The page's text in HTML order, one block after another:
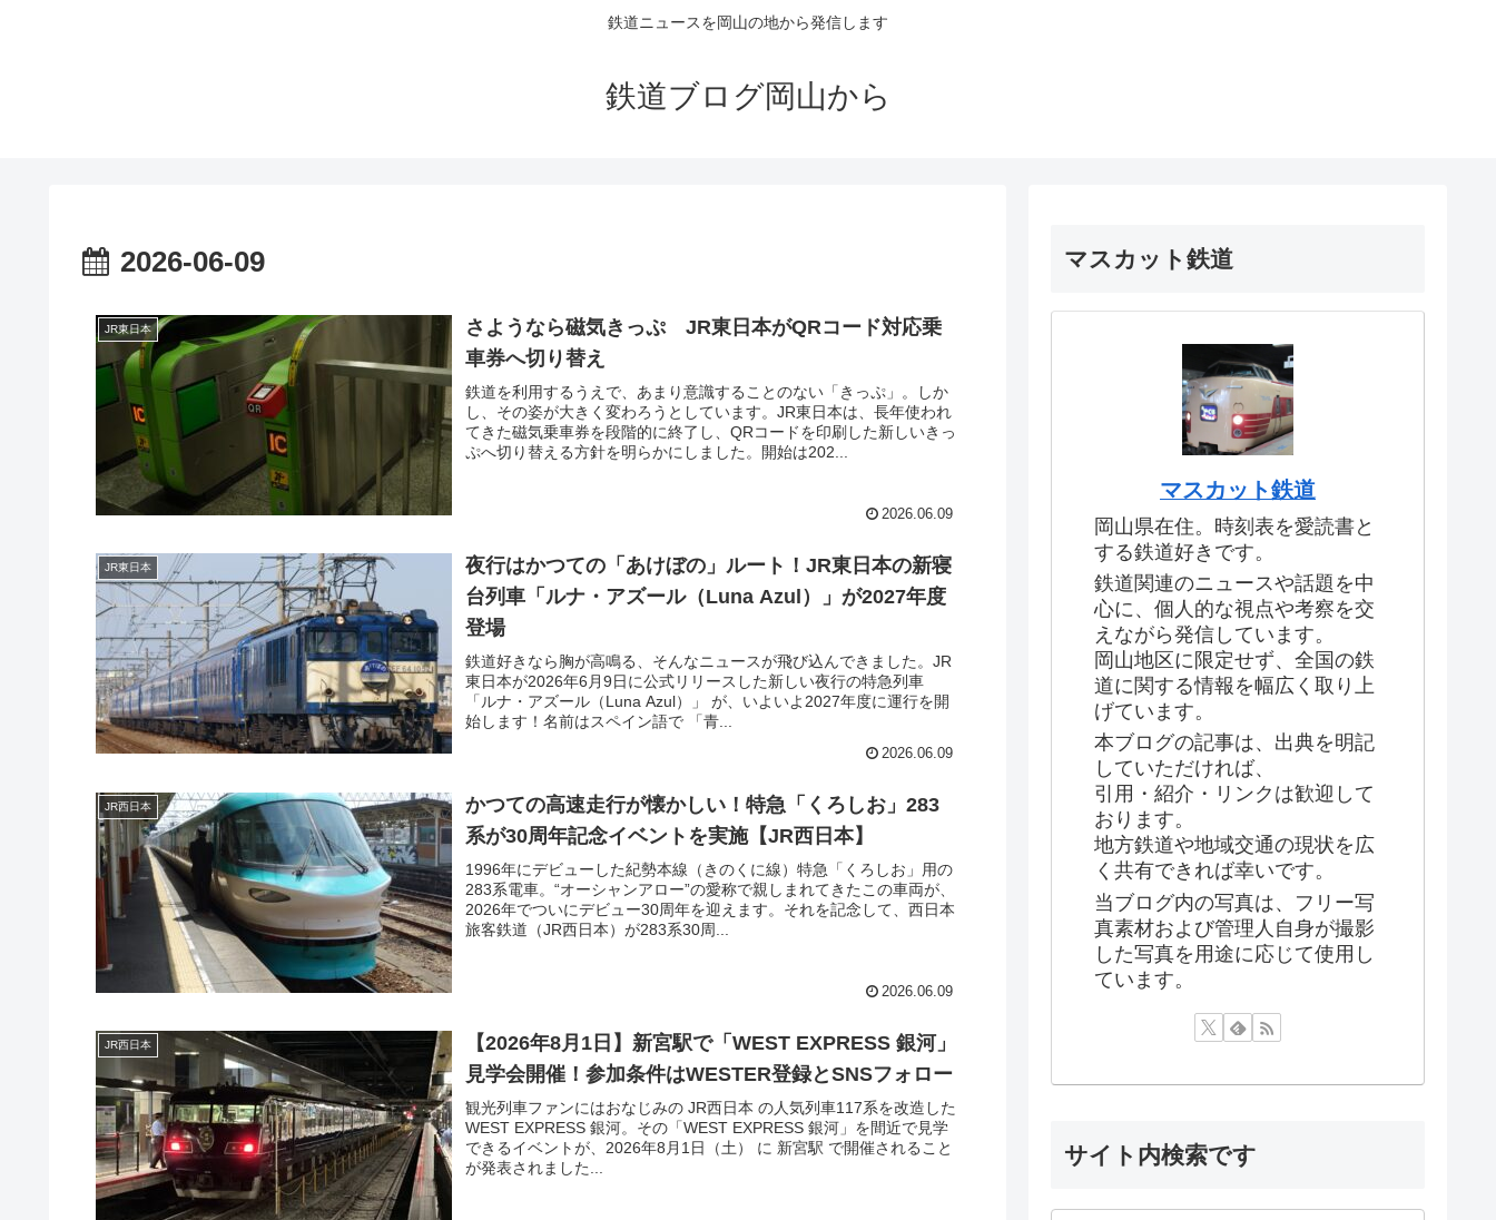
鉄道ニュースを岡山の地から発信します
鉄道ブログ岡山から
2026-06-09
JR東日本
さようなら磁気きっぷ JR東日本がQRコード対応乗
車券へ切り替え
鉄道を利用するうえで、あまり意識することのない「きっぷ」。しか
し、その姿が大きく変わろうとしています。JR東日本は、長年使われ
てきた磁気乗車券を段階的に終了し、QRコードを印刷した新しいきっ
ぷへ切り替える方針を明らかにしました。開始は202...
2026.06.09
JR東日本
夜行はかつての「あけぼの」ルート！JR東日本の新寝
台列車「ルナ・アズール（Luna Azul）」が2027年度
登場
鉄道好きなら胸が高鳴る、そんなニュースが飛び込んできました。JR
東日本が2026年6月9日に公式リリースした新しい夜行の特急列車
「ルナ・アズール（Luna Azul）」 が、いよいよ2027年度に運行を開
始します！名前はスペイン語で 「青...
2026.06.09
JR西日本
かつての高速走行が懐かしい！特急「くろしお」283
系が30周年記念イベントを実施【JR西日本】
1996年にデビューした紀勢本線（きのくに線）特急「くろしお」用の
283系電車。“オーシャンアロー”の愛称で親しまれてきたこの車両が、
2026年でついにデビュー30周年を迎えます。それを記念して、西日本
旅客鉄道（JR西日本）が283系30周...
2026.06.09
JR西日本
【2026年8月1日】新宮駅で「WEST EXPRESS 銀河」
見学会開催！参加条件はWESTER登録とSNSフォロー
観光列車ファンにはおなじみの JR西日本 の人気列車117系を改造した
WEST EXPRESS 銀河。その「WEST EXPRESS 銀河」を間近で見学
できるイベントが、2026年8月1日（土） に 新宮駅 で開催されること
が発表されました...
マスカット鉄道
マスカット鉄道
岡山県在住。時刻表を愛読書と
する鉄道好きです。
鉄道関連のニュースや話題を中
心に、個人的な視点や考察を交
えながら発信しています。
岡山地区に限定せず、全国の鉄
道に関する情報を幅広く取り上
げています。
本ブログの記事は、出典を明記
していただければ、
引用・紹介・リンクは歓迎して
おります。
地方鉄道や地域交通の現状を広
く共有できれば幸いです。
当ブログ内の写真は、フリー写
真素材および管理人自身が撮影
した写真を用途に応じて使用し
ています。
サイト内検索です